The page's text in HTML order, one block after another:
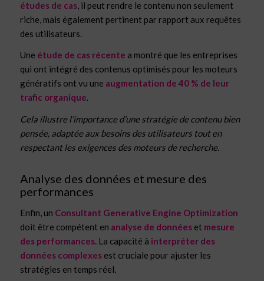
études de cas, il peut rendre le contenu non seulement
riche, mais également pertinent par rapport aux requêtes
des utilisateurs.
Une étude de cas récente a montré que les entreprises
qui ont intégré des contenus optimisés pour les moteurs
génératifs ont vu une augmentation de 40 % de leur
trafic organique.
Cela illustre l’importance d’une stratégie de contenu bien
pensée, adaptée aux besoins des utilisateurs tout en
respectant les exigences des moteurs de recherche.
Analyse des données et mesure des
performances
Enfin, un Consultant Generative Engine Optimization
doit être compétent en analyse de donnéeset mesure
des performances. La capacité à interpréter des
données complexesest cruciale pour ajuster les
stratégies en temps réel.